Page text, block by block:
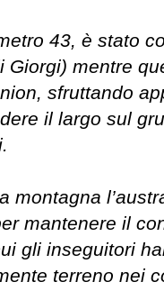
43, è stato
Giorgi) mentre
sfruttando
il largo sul
montagna
mantenere il
gli inseguitori
terreno nei